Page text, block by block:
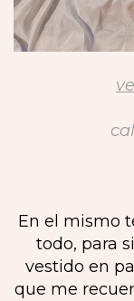
En el mismo
todo, para
vestido en
que me